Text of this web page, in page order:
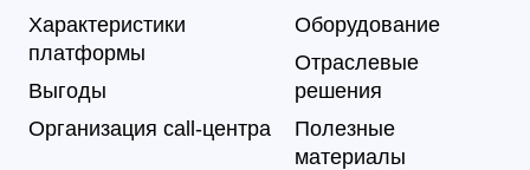
Характеристики
платформы
Выгоды
Организация call-центра
Оборудование
Отраслевые
решения
Полезные
материалы